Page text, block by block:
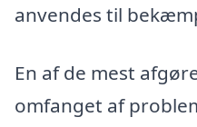
anvendes til
En af de mest
omfanget af